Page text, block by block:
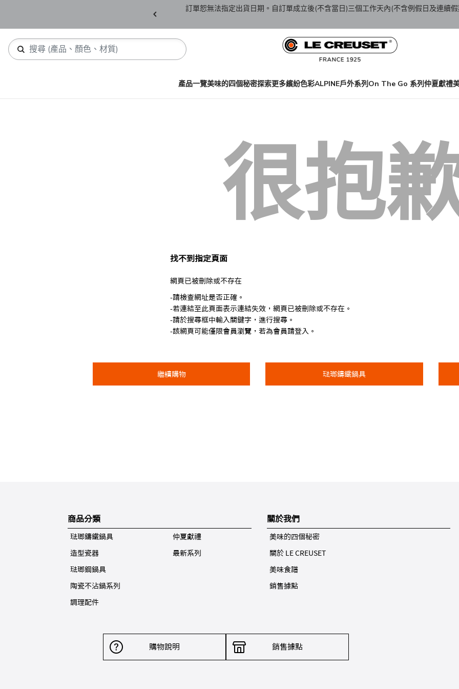
訂單恕無法指定出貨日期。自訂單成立後(不含當日)三個工作天內(不含例假日及連續假
產品一覽美味的四個秘密探索更多繽紛色彩ALPINE戶外系列On The Go 系列仲夏獻禮
很抱
找不到指定頁面
網頁已被刪除或不存在
-請檢查網址是否正確。
-若連結至此頁面表示連結失效，網頁已被刪除或不存在。
-請於搜尋框中輸入關鍵字，進行搜尋。
-該網頁可能僅限會員瀏覽，若為會員請登入。
繼續購物 琺瑯鑄鐵鍋具
商品分類
琺瑯鑄鐵鍋具
造型瓷器
琺瑯鋼鍋具
陶瓷不沾鍋系列
調理配件
仲夏獻禮
最新系列
關於我們
美味的四個秘密
關於 LE CREUSET
美味食譜
銷售據點
購物說明 銷售據點